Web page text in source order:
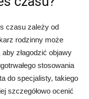
czasu zależy od
rodzinny może
złagodzić objawy
stosowania
do specjalisty, takiego
szczegółowo ocenić